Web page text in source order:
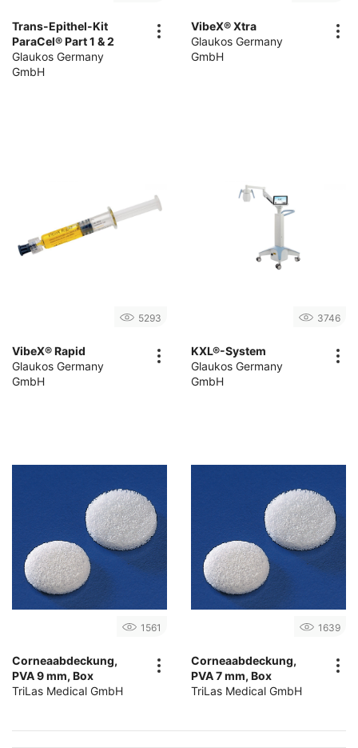
Trans-Epithel-Kit
ParaCel® Part 1 & 2
Glaukos Germany
GmbH
VibeX® Xtra
Glaukos Germany
GmbH
5293
VibeX® Rapid
Glaukos Germany
GmbH
3746
KXL®-System
Glaukos Germany
GmbH
1561
Corneaabdeckung,
PVA 9 mm, Box
TriLas Medical GmbH
1639
Corneaabdeckung,
PVA 7 mm, Box
TriLas Medical GmbH